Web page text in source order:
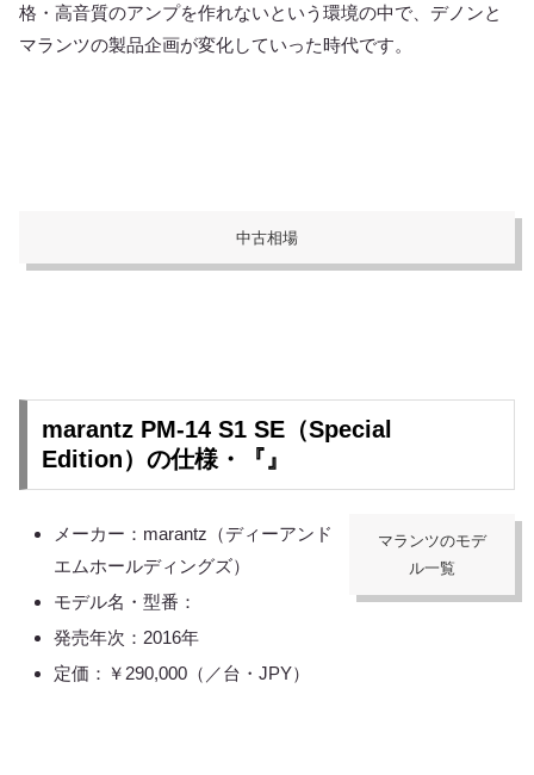
格・高音質のアンプを作れないという環境の中で、デノンと
マランツの製品企画が変化していった時代です。
中古相場
marantz PM-14 S1 SE（Special
Edition）の仕様・『』
メーカー：marantz（ディーアンド
エムホールディングズ）
モデル名・型番：
発売年次：2016年
定価：￥290,000（／台・JPY）
マランツのモデ
ル一覧